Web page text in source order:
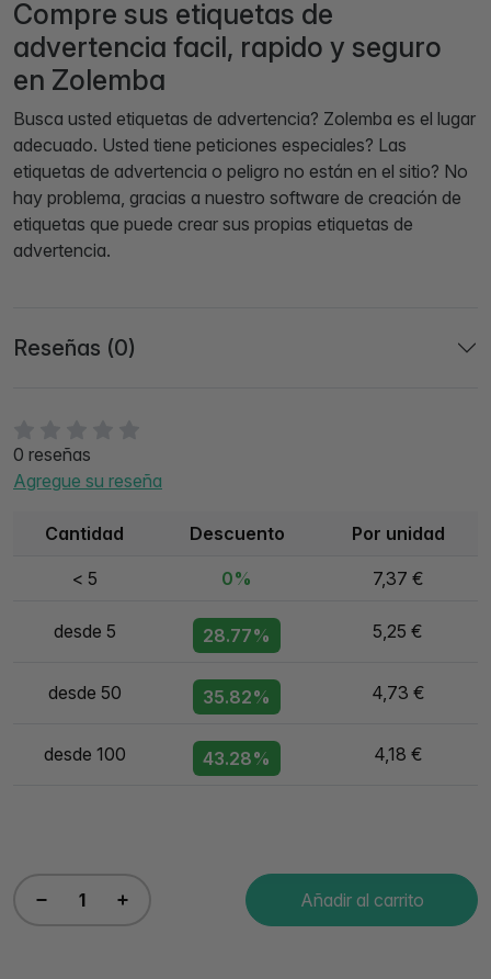
0 reseñas
Agregue su reseña
Cantidad Descuento Por unidad
< 5 0% 7,37 €
desde 5 28.77% 5,25 €
desde 50 35.82% 4,73 €
desde 100 43.28% 4,18 €
Añadir al carrito
Compre sus etiquetas de
advertencia facil, rapido y seguro
en Zolemba
Busca usted etiquetas de advertencia? Zolemba es el lugar
adecuado. Usted tiene peticiones especiales? Las
etiquetas de advertencia o peligro no están en el sitio? No
hay problema, gracias a nuestro software de creación de
etiquetas que puede crear sus propias etiquetas de
advertencia.
Reseñas (0)